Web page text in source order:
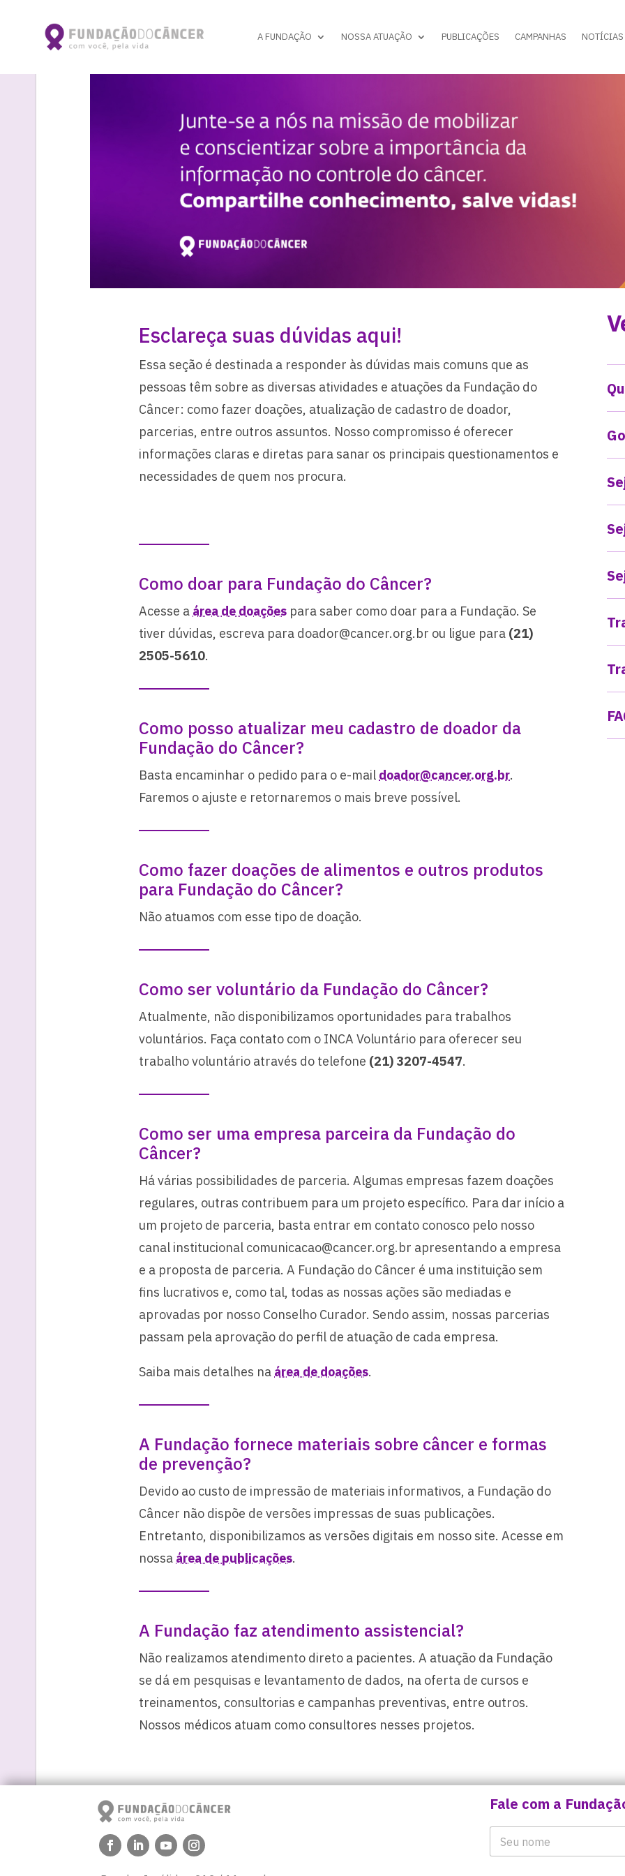
A FUNDAÇÃO NOSSA ATUAÇÃO PUBLICAÇÕES CAMPANHAS NOTÍCIAS
Esclareça suas dúvidas aqui!
Essa seção é destinada a responder às dúvidas mais comuns que as
pessoas têm sobre as diversas atividades e atuações da Fundação do
Câncer: como fazer doações, atualização de cadastro de doador,
parcerias, entre outros assuntos. Nosso compromisso é oferecer
informações claras e diretas para sanar os principais questionamentos e
necessidades de quem nos procura.
Como doar para Fundação do Câncer?
Acesse a área de doações para saber como doar para a Fundação. Se
tiver dúvidas, escreva para doador@cancer.org.br ou ligue para (21)
2505-5610.
Como posso atualizar meu cadastro de doador da
Fundação do Câncer?
Basta encaminhar o pedido para o e-mail doador@cancer.org.br.
Faremos o ajuste e retornaremos o mais breve possível.
Como fazer doações de alimentos e outros produtos
para Fundação do Câncer?
Não atuamos com esse tipo de doação.
Como ser voluntário da Fundação do Câncer?
Atualmente, não disponibilizamos oportunidades para trabalhos
voluntários. Faça contato com o INCA Voluntário para oferecer seu
trabalho voluntário através do telefone (21) 3207-4547.
Como ser uma empresa parceira da Fundação do
Câncer?
Há várias possibilidades de parceria. Algumas empresas fazem doações
regulares, outras contribuem para um projeto específico. Para dar início a
um projeto de parceria, basta entrar em contato conosco pelo nosso
canal institucional comunicacao@cancer.org.br apresentando a empresa
e a proposta de parceria. A Fundação do Câncer é uma instituição sem
fins lucrativos e, como tal, todas as nossas ações são mediadas e
aprovadas por nosso Conselho Curador. Sendo assim, nossas parcerias
passam pela aprovação do perfil de atuação de cada empresa.
Saiba mais detalhes na área de doações.
A Fundação fornece materiais sobre câncer e formas
de prevenção?
Devido ao custo de impressão de materiais informativos, a Fundação do
Câncer não dispõe de versões impressas de suas publicações.
Entretanto, disponibilizamos as versões digitais em nosso site. Acesse em
nossa área de publicações.
A Fundação faz atendimento assistencial?
Não realizamos atendimento direto a pacientes. A atuação da Fundação
se dá em pesquisas e levantamento de dados, na oferta de cursos e
treinamentos, consultorias e campanhas preventivas, entre outros.
Nossos médicos atuam como consultores nesses projetos.
Fale com a
N
m